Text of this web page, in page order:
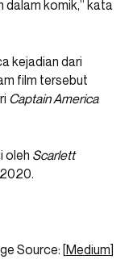
dalam komik,” kata
kejadian dari
film tersebut
Captain America
oleh Scarlett
Source: [Medium]